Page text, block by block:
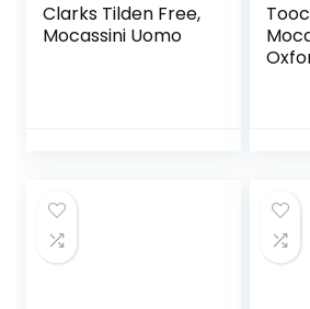
Clarks Tilden Free,
Mocassini Uomo